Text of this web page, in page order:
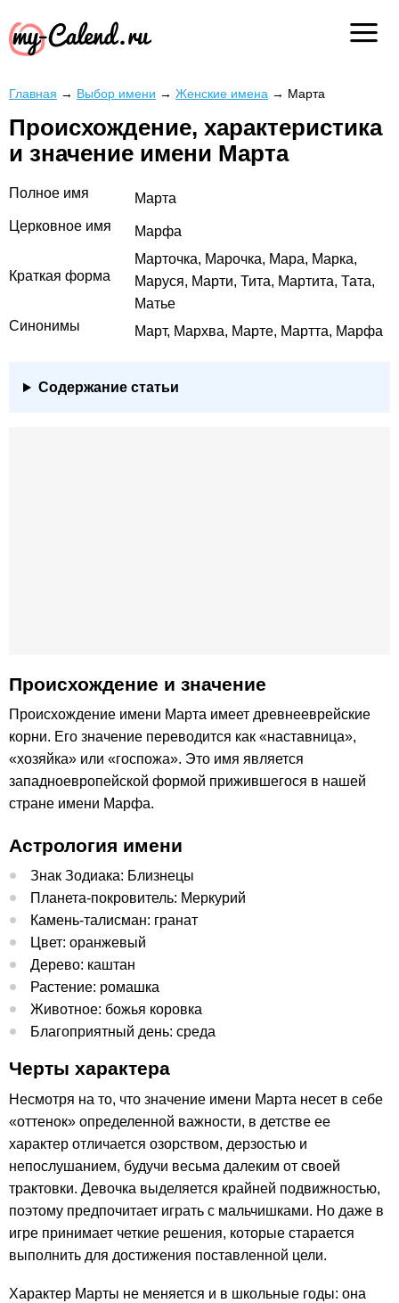
Главная → Выбор имени → Женские имена → Марта
Происхождение, характеристика
и значение имени Марта
Полное имя
Марта
Церковное имя
Марфа
Краткая форма
Марточка, Марочка, Мара, Марка,
Маруся, Марти, Тита, Мартита, Тата,
Матье
Синонимы
Март, Мархва, Марте, Мартта, Марфа
Содержание статьи
Происхождение и значение
Происхождение имени Марта имеет древнееврейские
корни. Его значение переводится как «наставница»,
«хозяйка» или «госпожа». Это имя является
западноевропейской формой прижившегося в нашей
стране имени Марфа.
Астрология имени
Знак Зодиака: Близнецы
Планета-покровитель: Меркурий
Камень-талисман: гранат
Цвет: оранжевый
Дерево: каштан
Растение: ромашка
Животное: божья коровка
Благоприятный день: среда
Черты характера
Несмотря на то, что значение имени Марта несет в себе
«оттенок» определенной важности, в детстве ее
характер отличается озорством, дерзостью и
непослушанием, будучи весьма далеким от своей
трактовки. Девочка выделяется крайней подвижностью,
поэтому предпочитает играть с мальчишками. Но даже в
игре принимает четкие решения, которые старается
выполнить для достижения поставленной цели.
Характер Марты не меняется и в школьные годы: она